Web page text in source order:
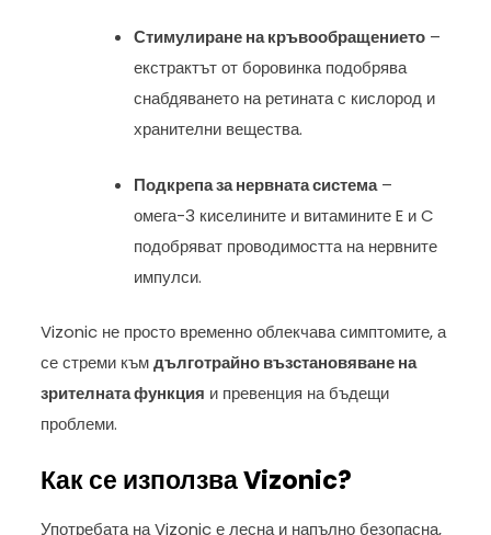
Стимулиране на кръвообращението –
екстрактът от боровинка подобрява
снабдяването на ретината с кислород и
хранителни вещества.
Подкрепа за нервната система–
омега-3 киселините и витамините E и C
подобряват проводимостта на нервните
импулси.
Vizonic не просто временно облекчава симптомите, а
се стреми къмдълготрайно възстановяване на
зрителната функция и превенция на бъдещи
проблеми.
Как се използва Vizonic?
Употребата на Vizonic е лесна и напълно безопасна,